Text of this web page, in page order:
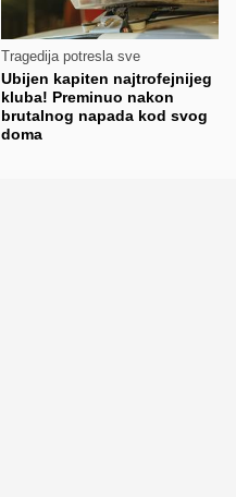
Tragedija potresla sve
Ubijen kapiten najtrofejnijeg
kluba! Preminuo nakon
brutalnog napada kod svog
doma